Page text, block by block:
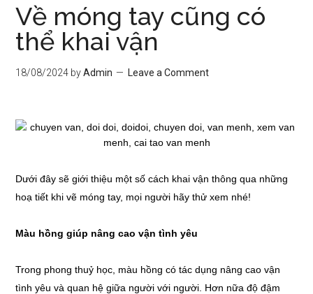
Về móng tay cũng có
thể khai vận
18/08/2024 byAdmin Leave a Comment
Dưới đây sẽ giới thiệu một số cách khai vận thông qua những
hoạ tiết khi vẽ móng tay, mọi người hãy thử xem nhé!
Màu hồng giúp nâng cao vận tình yêu
Trong phong thuỷ học, màu hồng có tác dụng nâng cao vận
tình yêu và quan hệ giữa người với người. Hơn nữa độ đậm